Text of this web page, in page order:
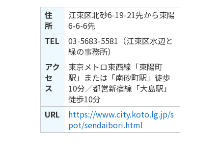
住
所
江東区北砂6-19-21先から東陽
6-6-6先
TEL
03-5683-5581（江東区水辺と
緑の事務所）
アク
セ
ス
東京メトロ東西線「東陽町
駅」または「南砂町駅」徒歩
10分／都営新宿線「大島駅」
徒歩10分
URL
https://www.city.koto.lg.jp/s
pot/sendaibori.html